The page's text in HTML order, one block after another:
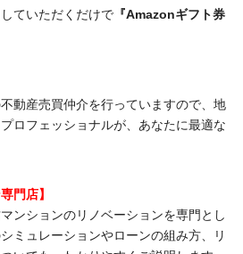
ていただくだけで『Amazonギフト券
動産売買仲介を行っていますので、地
ロフェッショナルが、あなたに最適な
門店】
ンションのリノベーションを専門とし
ミュレーションやローンの組み方、リ